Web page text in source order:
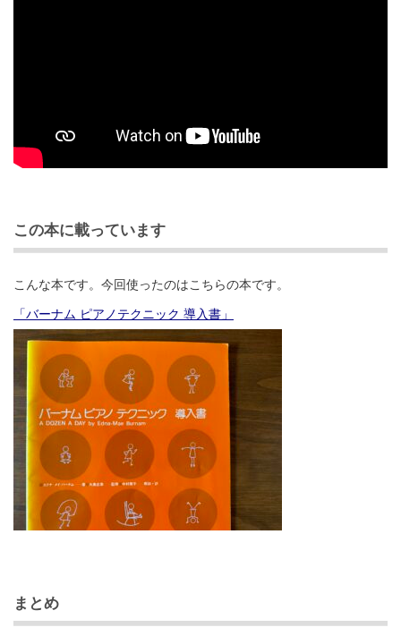
この本に載っています
こんな本です。今回使ったのはこちらの本です。
「バーナム ピアノテクニック 導入書」
まとめ